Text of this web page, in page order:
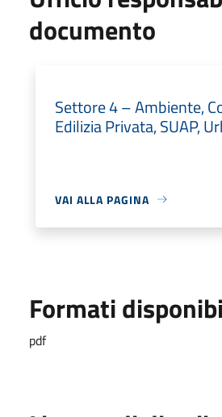
documento
Settore 4 – Ambiente,
Edilizia Privata, SUAP,
VAI ALLA PAGINA
Formati
pdf